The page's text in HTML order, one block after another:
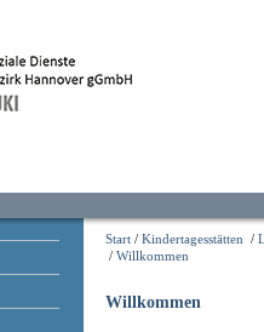
Start / Kindertagesstätten /
/ Willkommen
Willkommen